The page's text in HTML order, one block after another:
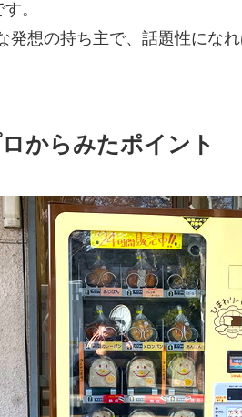
。
発想の持ち主で、話題性にな
からみたポイント